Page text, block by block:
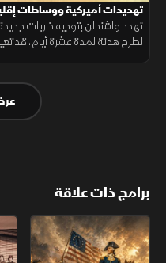
تهديدات أميركية ووساطات
تهدد واشنطن بتوجيه ضربات جديدة
لطرح هدنة لمدة عشرة أيام، قد
برامج ذات علاقة
الثورة الأميركية